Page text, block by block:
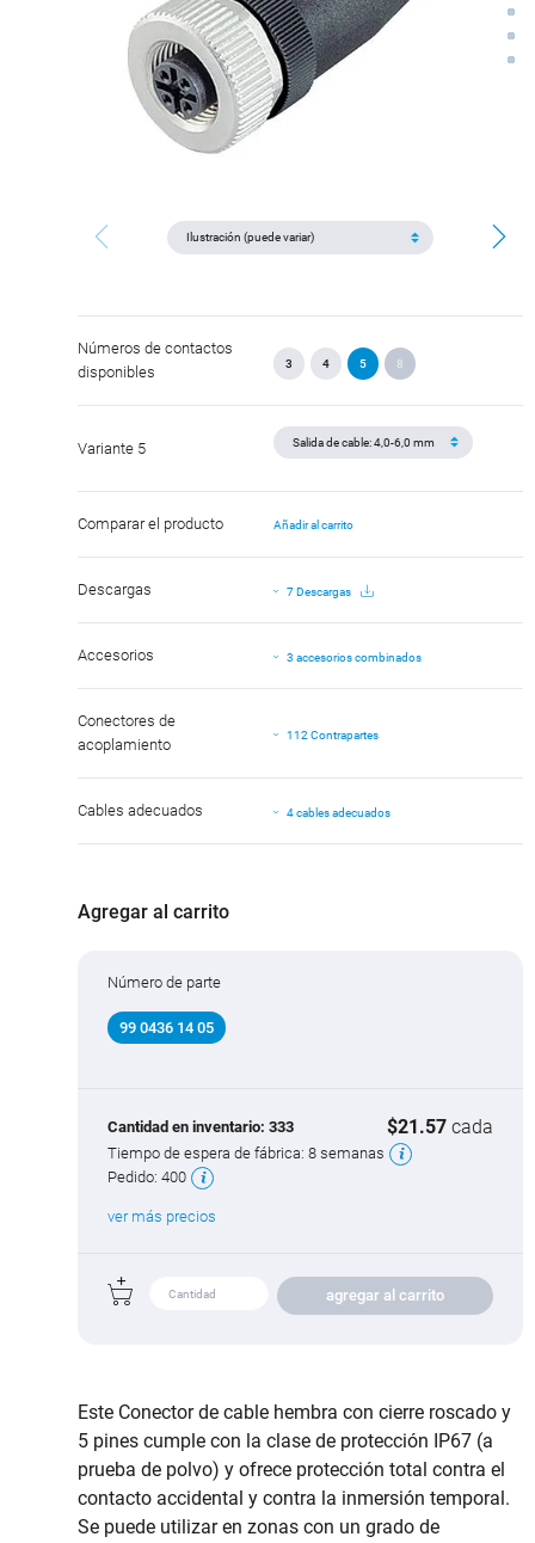
Números de contactos
disponibles
3 4 5 8
Variante 5
Comparar el producto Añadir al carrito
Descargas 7 Descargas
Accesorios 3 accesorios combinados
Conectores de
acoplamiento
112 Contrapartes
Cables adecuados 4 cables adecuados
Agregar al carrito
Número de parte
99 0436 14 05
Cantidad en inventario: 333 $21.57 cada
Tiempo de espera de fábrica: 8 semanas
Pedido: 400
ver más precios
agregar al carrito
Este Conector de cable hembra con cierre roscado y
5 pines cumple con la clase de protección IP67 (a
prueba de polvo) y ofrece protección total contra el
contacto accidental y contra la inmersión temporal.
Se puede utilizar en zonas con un grado de